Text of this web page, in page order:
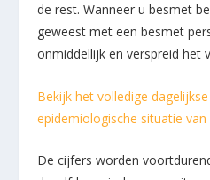
de rest. Wanneer u besmet
geweest met een besmet
onmiddellijk en verspreid het
Bekijk het volledige
epidemiologische situatie
De cijfers worden